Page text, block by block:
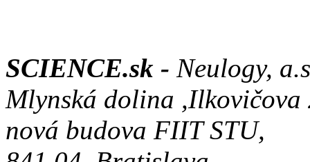
SCIENCE.sk - Neulogy,
Mlynská dolina ,Ilkovičova
nová budova FIIT STU,